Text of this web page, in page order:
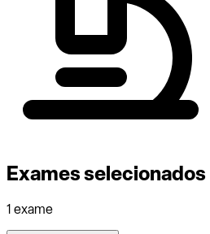
Exames selecionados
1 exame